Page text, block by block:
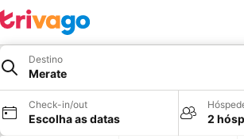
Destino
Merate
Check-in/out
Escolha as datas 2